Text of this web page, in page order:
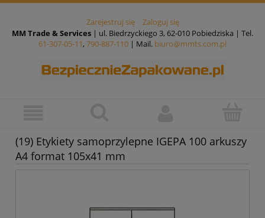
Zarejestruj się
Zaloguj się
MM Trade & Services | ul. Biedrzyckiego 3, 62-010 Pobiedziska | Tel.
61-307-05-11, 790-887-110 | Mail. biuro@mmts.com.pl
(19) Etykiety samoprzylepne IGEPA 100 arkuszy
A4 format 105x41 mm